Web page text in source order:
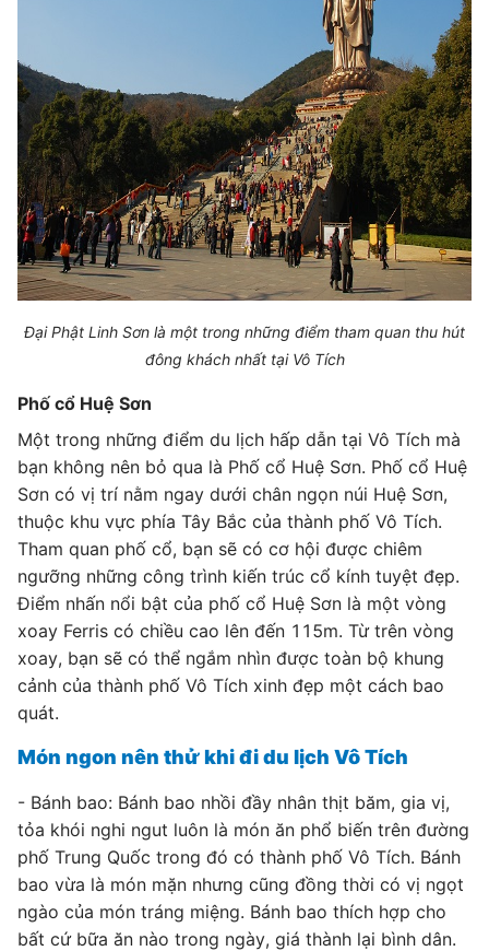
Đại Phật Linh Sơn là một trong những điểm tham quan thu hút
đông khách nhất tại Vô Tích
Phố cổ Huệ Sơn
Một trong những điểm du lịch hấp dẫn tại Vô Tích mà
bạn không nên bỏ qua là Phố cổ Huệ Sơn. Phố cổ Huệ
Sơn có vị trí nằm ngay dưới chân ngọn núi Huệ Sơn,
thuộc khu vực phía Tây Bắc của thành phố Vô Tích.
Tham quan phố cổ, bạn sẽ có cơ hội được chiêm
ngưỡng những công trình kiến trúc cổ kính tuyệt đẹp.
Điểm nhấn nổi bật của phố cổ Huệ Sơn là một vòng
xoay Ferris có chiều cao lên đến 115m. Từ trên vòng
xoay, bạn sẽ có thể ngắm nhìn được toàn bộ khung
cảnh của thành phố Vô Tích xinh đẹp một cách bao
quát.
Món ngon nên thử khi đi du lịch Vô Tích
- Bánh bao: Bánh bao nhồi đầy nhân thịt băm, gia vị,
tỏa khói nghi ngut luôn là món ăn phổ biến trên đường
phố Trung Quốc trong đó có thành phố Vô Tích. Bánh
bao vừa là món mặn nhưng cũng đồng thời có vị ngọt
ngào của món tráng miệng. Bánh bao thích hợp cho
bất cứ bữa ăn nào trong ngày, giá thành lại bình dân.